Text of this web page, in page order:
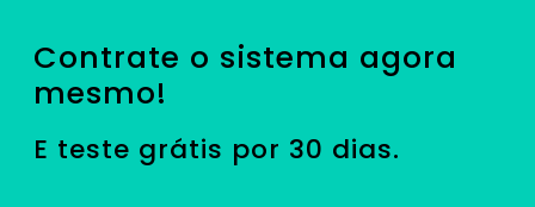
Contrate o sistema agora
mesmo!
E teste grátis por 30 dias.